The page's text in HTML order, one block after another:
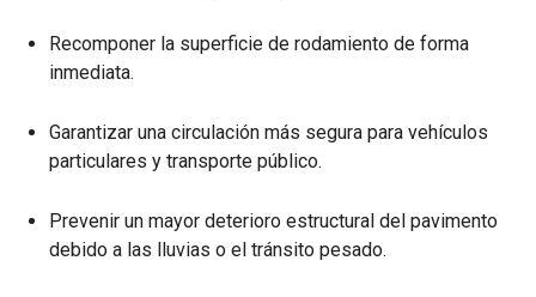
Recomponer la superficie de rodamiento de forma
inmediata.
Garantizar una circulación más segura para vehículos
particulares y transporte público.
Prevenir un mayor deterioro estructural del pavimento
debido a las lluvias o el tránsito pesado.